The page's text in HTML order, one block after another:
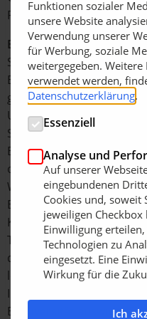
Patienten.
Einrichtungen bei
Sind diese Kriterien
Erholungsdach“
gestalten. Dafür sind fast
Unabdingbar sind
Sitzgruppen oder
Beleuchtung des
oder Pavillons als
Wasser ist eines der
Bauwerksbegrünung.
Krankenhäusern wirkt es
Teich, Bachlauf oder nur
das Wasser als
lokales Mikroklima rund
Insekten und Libellen an,
Biodiversität auswirkt.
Funktionen sozialer
unsere Website
Verwendung unserer
für Werbung, soziale
weitergegeben.
verwendet werden,
Datenschutzerklärung.
Essenziell
Analyse und
Auf unserer
eingebundenen
Cookies und, soweit
jeweiligen
Einwilligung
Technologien zu
eingesetzt. Eine
Wirkung für die
Ich